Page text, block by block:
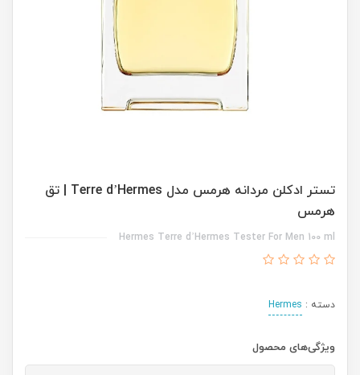
تستر ادکلن مردانه هرمس مدل Terre d’Hermes | تق
هرمس
Hermes Terre d’Hermes Tester For Men 100 ml
دسته : Hermes
ویژگی‌های محصول